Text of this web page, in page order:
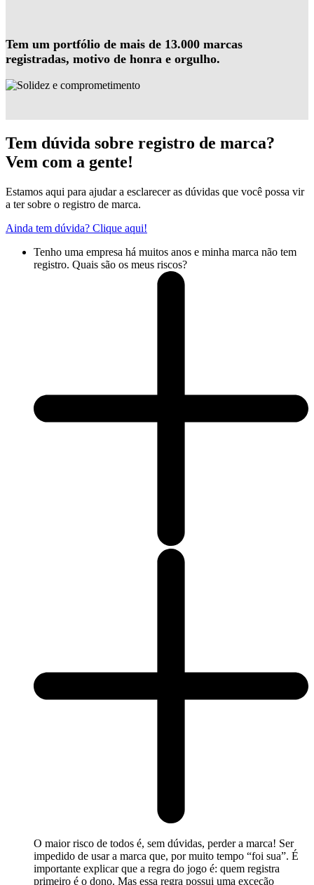
Tem um portfólio de mais de 13.000 marcas
registradas, motivo de honra e orgulho.
Tem dúvida sobre registro de marca?
Vem com a gente!
Estamos aqui para ajudar a esclarecer as dúvidas que você possa vir
a ter sobre o registro de marca.
Ainda tem dúvida? Clique aqui!
Tenho uma empresa há muitos anos e minha marca não tem
registro. Quais são os meus riscos?
O maior risco de todos é, sem dúvidas, perder a marca! Ser
impedido de usar a marca que, por muito tempo “foi sua”. É
importante explicar que a regra do jogo é: quem registra
primeiro é o dono. Mas essa regra possui uma exceção